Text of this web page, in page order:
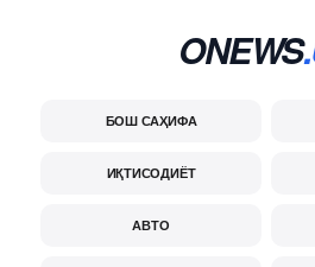
ONEWS
БОШ САҲИФА
ИҚТИСОДИЁТ
АВТО